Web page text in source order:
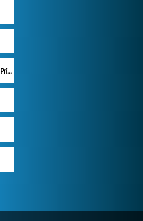
My Kingdom for the Princess Plná verze